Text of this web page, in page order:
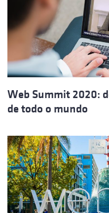
Web Summit 2020:
de todo o mundo